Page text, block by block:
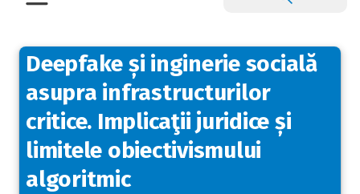
Deepfake și inginerie socială
asupra infrastructurilor
critice. Implicaţii juridice și
limitele obiectivismului
algoritmic